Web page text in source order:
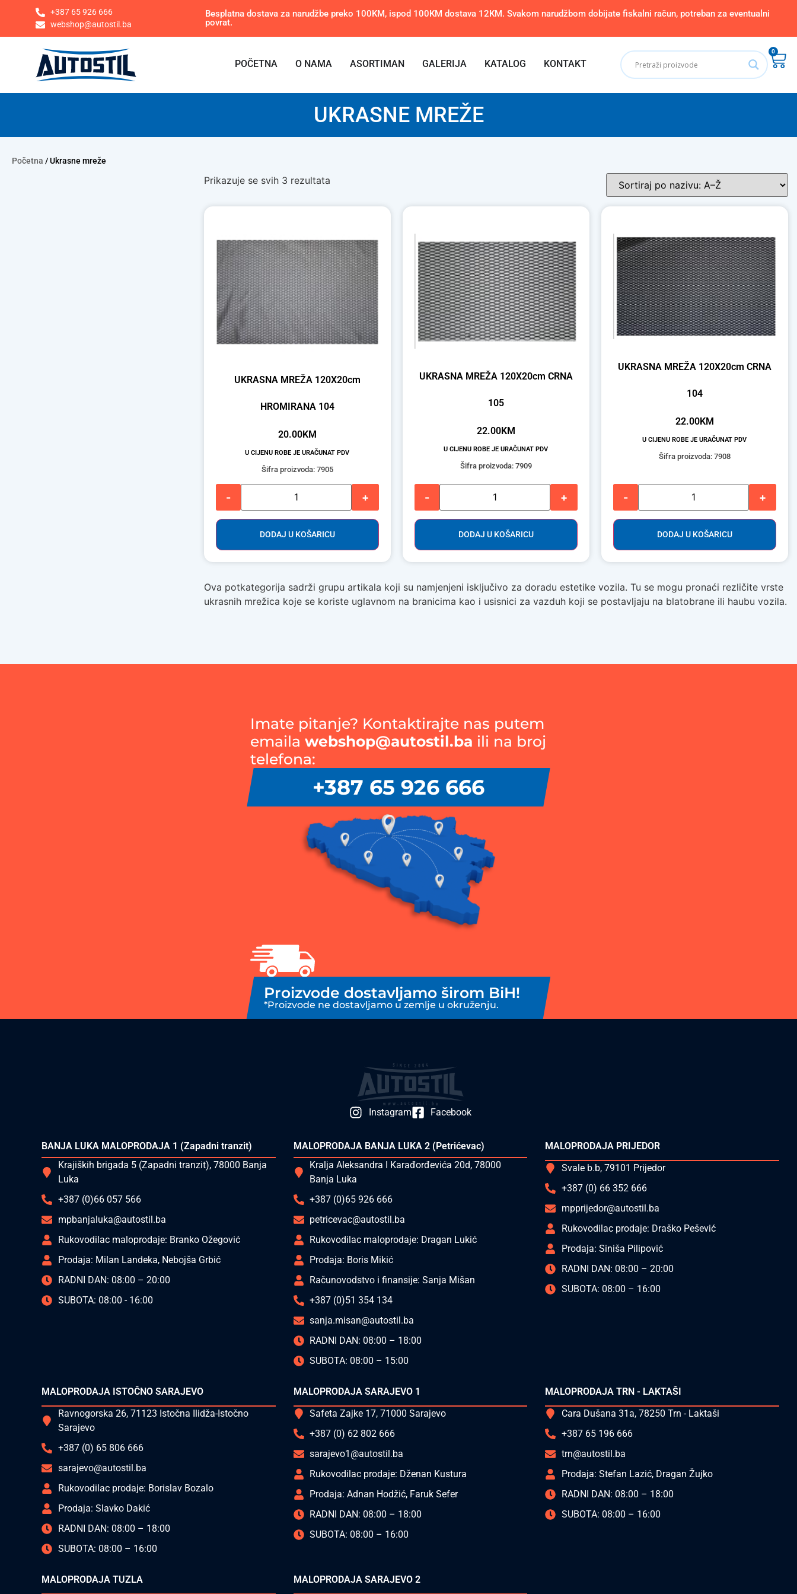
+387 65 926 666
webshop@autostil.ba
Besplatna dostava za narudžbe preko 100KM, ispod 100KM dostava 12KM. Svakom narudžbom dobijate fiskalni račun, potreban za eventualni
povrat.
POČETNA O NAMA ASORTIMAN GALERIJA KATALOG KONTAKT
0
UKRASNE MREŽE
Početna / Ukrasne mreže
Prikazuje se svih 3 rezultata
UKRASNA MREŽA 120X20cm
HROMIRANA 104
20.00KM
U CIJENU ROBE JE URAČUNAT PDV
Šifra proizvoda: 7905
- +
DODAJ U KOŠARICU
UKRASNA MREŽA 120X20cm CRNA
105
22.00KM
U CIJENU ROBE JE URAČUNAT PDV
Šifra proizvoda: 7909
- +
DODAJ U KOŠARICU
UKRASNA MREŽA 120X20cm CRNA
104
22.00KM
U CIJENU ROBE JE URAČUNAT PDV
Šifra proizvoda: 7908
- +
DODAJ U KOŠARICU
Ova potkategorija sadrži grupu artikala koji su namjenjeni isključivo za doradu estetike vozila. Tu se mogu pronaći rezličite vrste
ukrasnih mrežica koje se koriste uglavnom na branicima kao i usisnici za vazduh koji se postavljaju na blatobrane ili haubu vozila.
Imate pitanje? Kontaktirajte nas putem
emaila webshop@autostil.ba ili na broj
telefona:
+387 65 926 666
Proizvode dostavljamo širom BiH!
*Proizvode ne dostavljamo u zemlje u okruženju.
Instagram Facebook
BANJA LUKA MALOPRODAJA 1 (Zapadni tranzit)
Krajiških brigada 5 (Zapadni tranzit), 78000 Banja
Luka
+387 (0)66 057 566
mpbanjaluka@autostil.ba
Rukovodilac maloprodaje: Branko Ožegović
Prodaja: Milan Landeka, Nebojša Grbić
RADNI DAN: 08:00 – 20:00
SUBOTA: 08:00 - 16:00
MALOPRODAJA BANJA LUKA 2 (Petrićevac)
Kralja Aleksandra I Karađorđevića 20d, 78000
Banja Luka
+387 (0)65 926 666
petricevac@autostil.ba
Rukovodilac maloprodaje: Dragan Lukić
Prodaja: Boris Mikić
Računovodstvo i finansije: Sanja Mišan
+387 (0)51 354 134
sanja.misan@autostil.ba
RADNI DAN: 08:00 – 18:00
SUBOTA: 08:00 – 15:00
MALOPRODAJA PRIJEDOR
Svale b.b, 79101 Prijedor
+387 (0) 66 352 666
mpprijedor@autostil.ba
Rukovodilac prodaje: Draško Pešević
Prodaja: Siniša Pilipović
RADNI DAN: 08:00 – 20:00
SUBOTA: 08:00 – 16:00
MALOPRODAJA ISTOČNO SARAJEVO
Ravnogorska 26, 71123 Istočna Ilidža-Istočno
Sarajevo
+387 (0) 65 806 666
sarajevo@autostil.ba
Rukovodilac prodaje: Borislav Bozalo
Prodaja: Slavko Dakić
RADNI DAN: 08:00 – 18:00
SUBOTA: 08:00 – 16:00
MALOPRODAJA SARAJEVO 1
Safeta Zajke 17, 71000 Sarajevo
+387 (0) 62 802 666
sarajevo1@autostil.ba
Rukovodilac prodaje: Dženan Kustura
Prodaja: Adnan Hodžić, Faruk Sefer
RADNI DAN: 08:00 – 18:00
SUBOTA: 08:00 – 16:00
MALOPRODAJA TRN - LAKTAŠI
Cara Dušana 31a, 78250 Trn - Laktaši
+387 65 196 666
trn@autostil.ba
Prodaja: Stefan Lazić, Dragan Žujko
RADNI DAN: 08:00 – 18:00
SUBOTA: 08:00 – 16:00
MALOPRODAJA TUZLA MALOPRODAJA SARAJEVO 2